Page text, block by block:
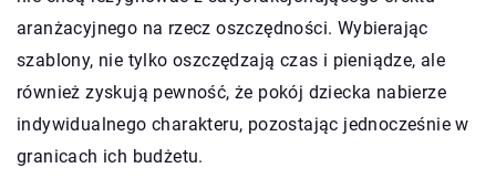
aranżacyjnego na rzecz oszczędności. Wybierając
szablony, nie tylko oszczędzają czas i pieniądze, ale
również zyskują pewność, że pokój dziecka nabierze
indywidualnego charakteru, pozostając jednocześnie w
granicach ich budżetu.